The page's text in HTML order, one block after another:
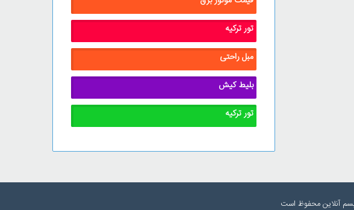
تور ترکیه
مبل راحتی
بلیط کیش
تور ترکیه
آنلاین محفوظ است